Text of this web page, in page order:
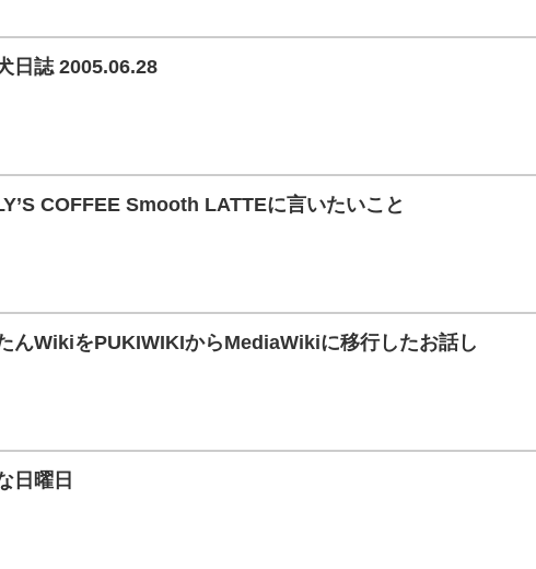
日誌 2005.06.28
COFFEE Smooth LATTEに言いたいこと
んWikiをPUKIWIKIからMediaWikiに移行したお話し
日曜日